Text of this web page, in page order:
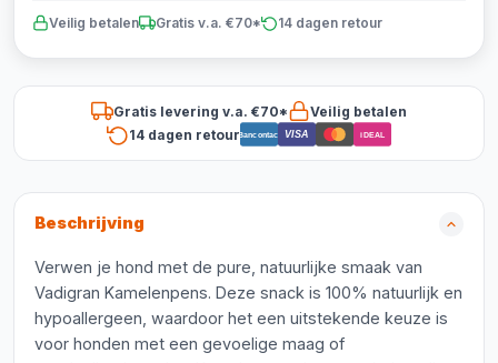
Veilig betalen Gratis v.a. €70* 14 dagen retour
Gratis levering v.a. €70*
Veilig betalen
14 dagen retourBancontact VISA iDEAL
Beschrijving
Verwen je hond met de pure, natuurlijke smaak van
Vadigran Kamelenpens. Deze snack is 100% natuurlijk en
hypoallergeen, waardoor het een uitstekende keuze is
voor honden met een gevoelige maag of